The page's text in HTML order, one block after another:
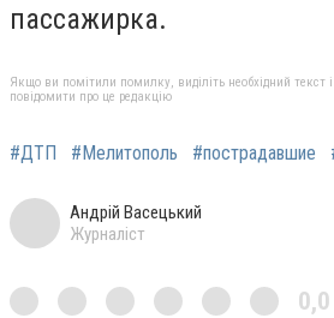
пассажирка.
Якщо ви помітили помилку, виділіть необхідний текст
повідомити про це редакцію
#ДТП #Мелитополь #пострадавшие
Андрій Васецький
Журналіст
0,0